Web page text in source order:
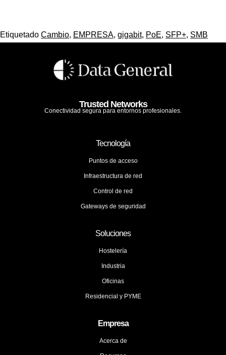
Etiquetado Cambio, EMPRESA, gigabit, PoE, SFP+, SMB
Trusted Networks
Conectividad segura para entornos profesionales.
Tecnología
Puntos de acceso
Infraestructura de red
Control de red
Gateways de seguridad
Soluciones
Hostelería
Industria
Oficinas
Residencial y PYME
Empresa
Acerca de